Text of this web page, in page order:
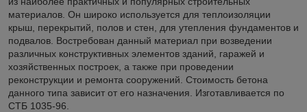
материалов. Он широко используется для теплоизоляции
крыш, перекрытий, полов и стен, для утепления фундаментов и
подвалов. Востребован данный материал при возведении
различных конструктивных элементов зданий, гаражей и
хозяйственных построек, а также при проведении
реконструкции и ремонта сооружений. Стоимость бетона
данного типа зависит от его назначения. Изготавливается по
СТБ 1035-96.